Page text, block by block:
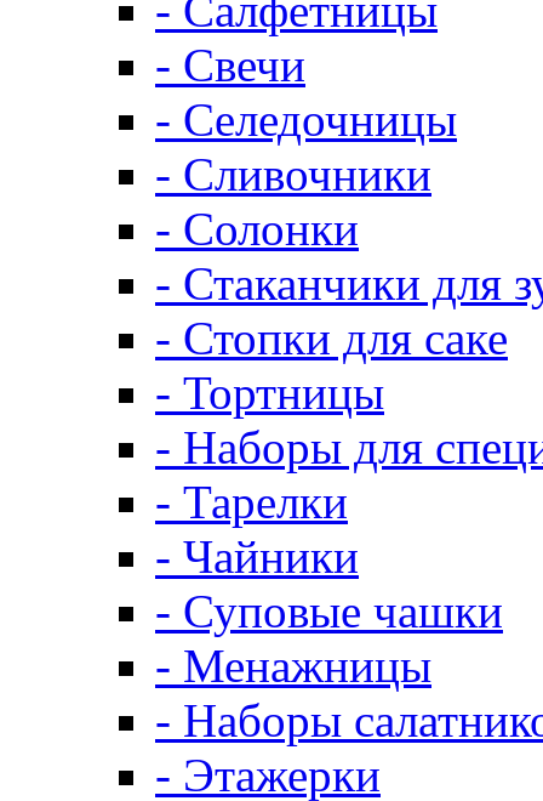
- Свечи
- Селедочницы
- Сливочники
- Солонки
- Стаканчики для
- Стопки для саке
- Тортницы
- Наборы для
- Тарелки
- Чайники
- Суповые чашки
- Менажницы
- Наборы
- Этажерки